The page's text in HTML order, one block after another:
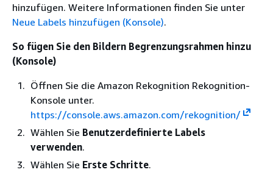
hinzufügen. Weitere Informationen finden Sie unter
Neue Labels hinzufügen (Konsole).
So fügen Sie den Bildern Begrenzungsrahmen hinzu
(Konsole)
Öffnen Sie die Amazon Rekognition Rekognition-
Konsole unter.
https://console.aws.amazon.com/rekognition/
Wählen Sie Benutzerdefinierte Labels
verwenden.
Wählen Sie Erste Schritte.